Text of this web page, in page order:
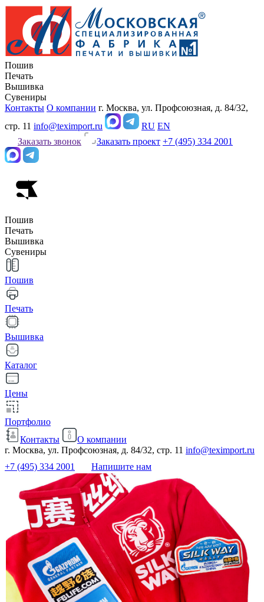
Пошив
Печать
Вышивка
Сувениры
Контакты О компании г. Москва, ул. Профсоюзная, д. 84/32,
стр. 11 info@teximport.ru RU EN
Заказать звонок
Заказать проект +7 (495) 334 2001
Пошив
Печать
Вышивка
Сувениры
Пошив
Печать
Вышивка
Каталог
Цены
Портфолио
Контакты
О компании
г. Москва, ул. Профсоюзная, д. 84/32, стр. 11 info@teximport.ru
+7 (495) 334 2001
Напишите нам